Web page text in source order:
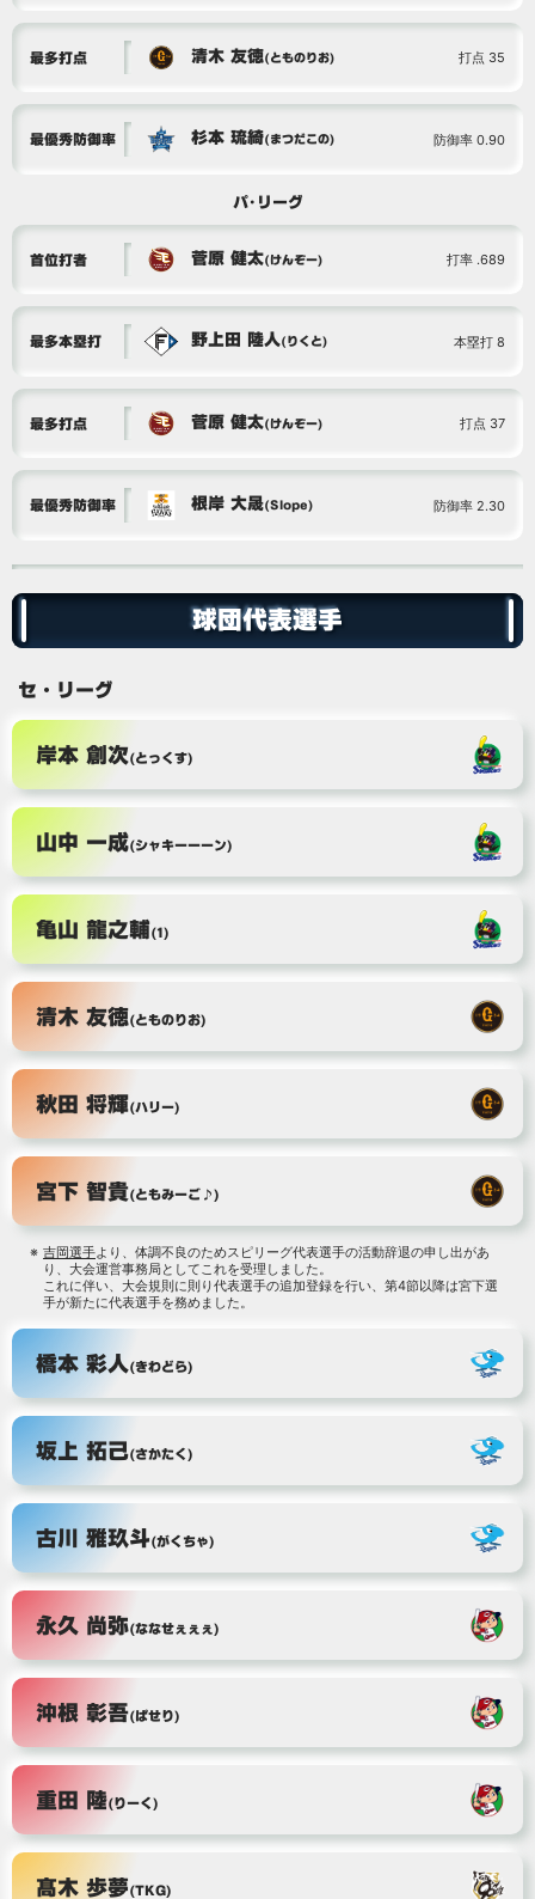
最多打点 清木 友徳(とものりお) 打点 35
最優秀防御率 杉本 琉綺(まつだこの) 防御率 0.90
パ･リーグ
首位打者 菅原 健太(けんぞー) 打率 .689
最多本塁打 野上田 陸人(りくと) 本塁打 8
最多打点 菅原 健太(けんぞー) 打点 37
最優秀防御率 根岸 大晟(Slope) 防御率 2.30
球団代表選手
セ・リーグ
岸本 創次(とっくす)
山中 一成(シャキーーーン)
亀山 龍之輔(1)
清木 友徳(とものりお)
秋田 将輝(ハリー)
宮下 智貴(ともみーご♪)
吉岡選手より、体調不良のためスピリーグ代表選手の活動辞退の申し出があ
り、大会運営事務局としてこれを受理しました。
これに伴い、大会規則に則り代表選手の追加登録を行い、第4節以降は宮下選
手が新たに代表選手を務めました。
橋本 彩人(きわどら)
坂上 拓己(さかたく)
古川 雅玖斗(がくちゃ)
永久 尚弥(ななせぇぇぇ)
沖根 彰吾(ぱせり)
重田 陸(りーく)
髙木 歩夢(TKG)